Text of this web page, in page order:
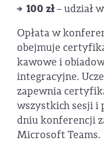
100 zł– udział
Opłata w
obejmuje
kawowe i
integracyjne.
zapewnia
wszystkich sesji i
dniu konferencji
Microsoft Teams.